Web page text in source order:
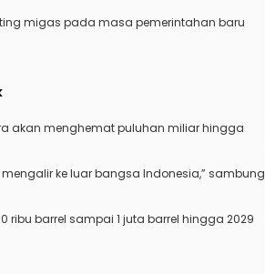
migas pada masa pemerintahan baru
akan menghemat puluhan miliar hingga
ke luar bangsa Indonesia,” sambung
ribu barrel sampai 1 juta barrel hingga 2029